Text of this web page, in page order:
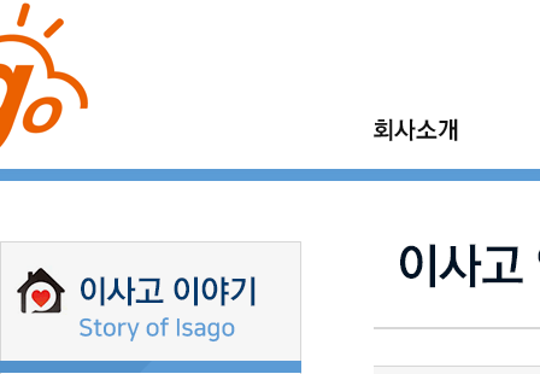
지점모집
기업이사
소형이사